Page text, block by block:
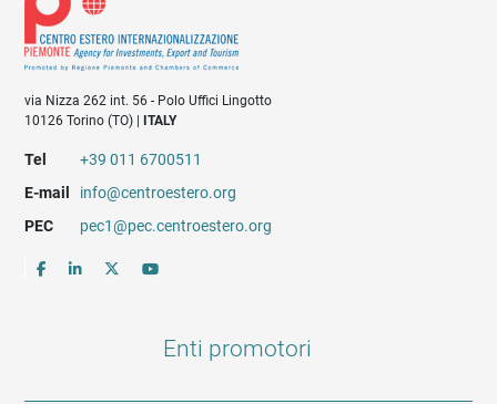
via Nizza 262 int. 56 - Polo Uffici Lingotto
10126 Torino (TO) |ITALY
Tel
+39 011 6700511
E-mail
info@centroestero.org
PEC
pec1@pec.centroestero.org
Enti promotori